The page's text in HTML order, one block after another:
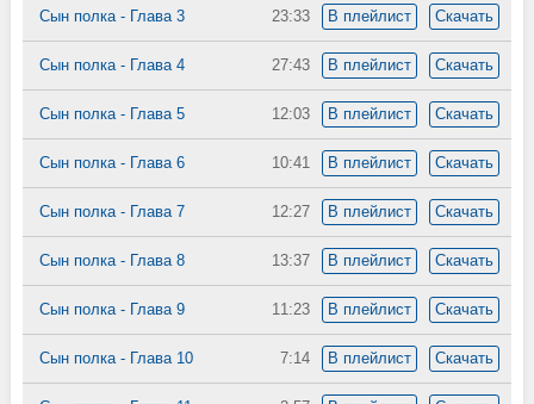
23:33 В плейлист Скачать
Сын полка - Глава 3
27:43 В плейлист Скачать
Сын полка - Глава 4
12:03 В плейлист Скачать
Сын полка - Глава 5
10:41 В плейлист Скачать
Сын полка - Глава 6
12:27 В плейлист Скачать
Сын полка - Глава 7
13:37 В плейлист Скачать
Сын полка - Глава 8
11:23 В плейлист Скачать
Сын полка - Глава 9
7:14 В плейлист Скачать
Сын полка - Глава 10